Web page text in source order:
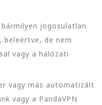
jogosulatlan
beleértve, de nem
vagy a hálózati
vagy más automatizált
vagy a PandaVPN